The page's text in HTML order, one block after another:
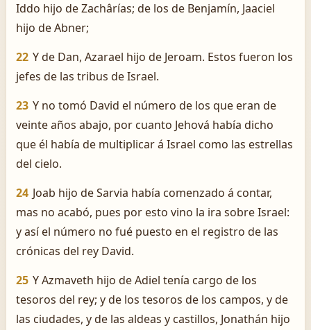
Iddo hijo de Zachârías; de los de Benjamín, Jaaciel
hijo de Abner;
22 Y de Dan, Azarael hijo de Jeroam. Estos fueron los
jefes de las tribus de Israel.
23 Y no tomó David el número de los que eran de
veinte años abajo, por cuanto Jehová había dicho
que él había de multiplicar á Israel como las estrellas
del cielo.
24 Joab hijo de Sarvia había comenzado á contar,
mas no acabó, pues por esto vino la ira sobre Israel:
y así el número no fué puesto en el registro de las
crónicas del rey David.
25 Y Azmaveth hijo de Adiel tenía cargo de los
tesoros del rey; y de los tesoros de los campos, y de
las ciudades, y de las aldeas y castillos, Jonathán hijo